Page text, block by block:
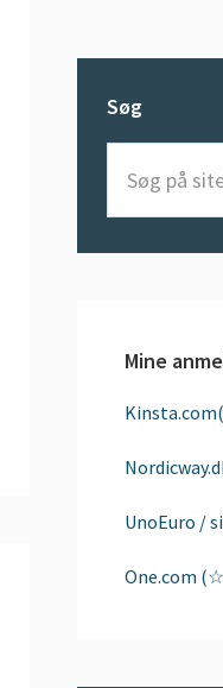
Søg
sitet
Mine
UnoEuro /
One.com